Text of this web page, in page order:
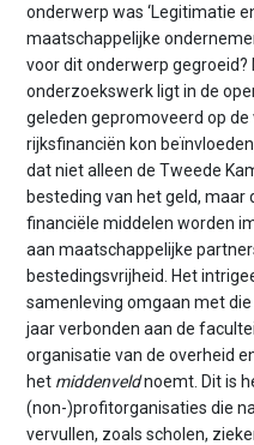
e
n
t
onderwerp was ‘Legitimatie
maatschappelijke
voor dit onderwerp gegroeid?
onderzoekswerk ligt in de
geleden gepromoveerd op
rijksfinanciën kon
dat niet alleen de Tweede
besteding van het geld, maar
financiële middelen worden
aan maatschappelijke
bestedingsvrijheid. Het
samenleving omgaan met die
jaar verbonden aan de
organisatie van de overheid
het middenveldnoemt. Dit is
(non-)profitorganisaties die
vervullen, zoals scholen,